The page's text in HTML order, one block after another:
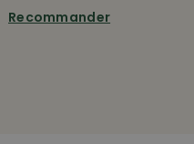
Recommander